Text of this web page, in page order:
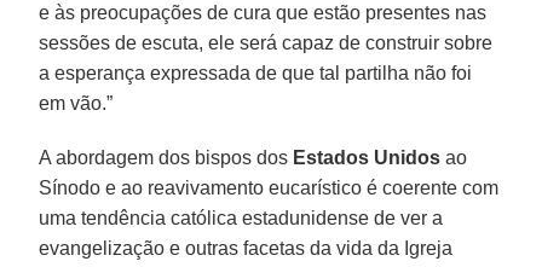
e às preocupações de cura que estão presentes nas
sessões de escuta, ele será capaz de construir sobre
a esperança expressada de que tal partilha não foi
em vão.”
A abordagem dos bispos dos Estados Unidos ao
Sínodo e ao reavivamento eucarístico é coerente com
uma tendência católica estadunidense de ver a
evangelização e outras facetas da vida da Igreja